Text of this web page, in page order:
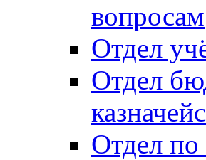
вопросам
Отдел
Отдел
Отдел по